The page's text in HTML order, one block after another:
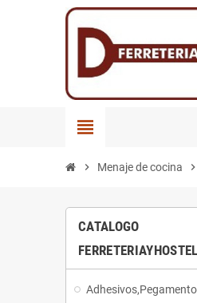
view_headline
chevron_right Menaje de cocina chevron_right
CATALOGO